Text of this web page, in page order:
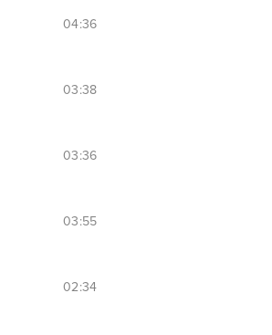
04:36
03:38
03:36
03:55
02:34